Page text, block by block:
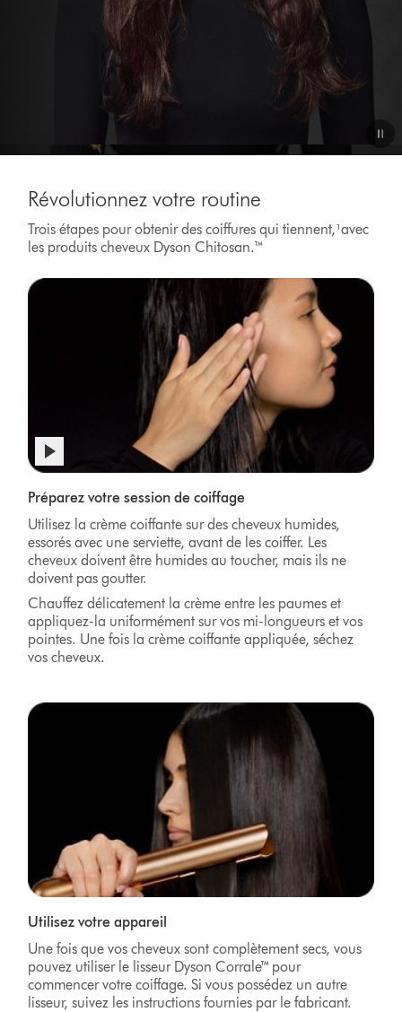
Révolutionnez votre routine
Trois étapes pour obtenir des coiffures qui tiennent,¹avec
les produits cheveux Dyson Chitosan.™
Transcript
Afficher
la
transcription
de
la
vidéo
Préparez votre session de coiffage
Utilisez la crème coiffante sur des cheveux humides,
essorés avec une serviette, avant de les coiffer. Les
cheveux doivent être humides au toucher, mais ils ne
doivent pas goutter.
Chauffez délicatement la crème entre les paumes et
appliquez-la uniformément sur vos mi-longueurs et vos
pointes. Une fois la crème coiffante appliquée, séchez
vos cheveux.
Utilisez votre appareil
Une fois que vos cheveux sont complètement secs, vous
pouvez utiliser le lisseur Dyson Corrale™ pour
commencer votre coiffage. Si vous possédez un autre
lisseur, suivez les instructions fournies par le fabricant.